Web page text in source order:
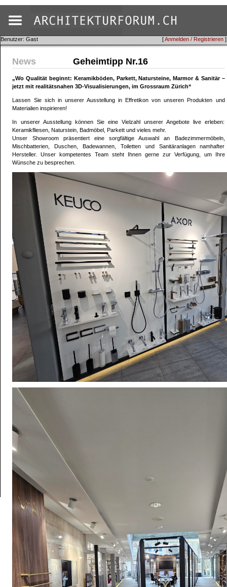
[Anmelden / Registrieren ]
Benutzer: Gast
News Geheimtipp Nr.16
„Wo Qualität beginnt: Keramikböden, Parkett, Natursteine, Marmor & Sanitär –
jetzt mit realitätsnahen 3D‑Visualisierungen, im Grossraum Zürich“
Lassen Sie sich in unserer Ausstellung in Effretikon von unseren Produkten und
Materialien inspirieren!
In unserer Ausstellung können Sie eine Vielzahl unserer Angebote live erleben:
Keramikfliesen, Naturstein, Badmöbel, Parkett und vieles mehr.
Unser Showroom präsentiert eine sorgfältige Auswahl an Badezimmermöbeln,
Mischbatterien, Duschen, Badewannen, Toiletten und Sanitäranlagen namhafter
Hersteller. Unser kompetentes Team steht Ihnen gerne zur Verfügung, um Ihre
Wünsche zu besprechen.